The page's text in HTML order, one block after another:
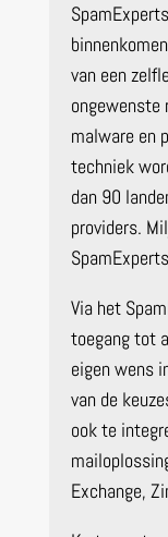
van een
ongewenste
malware en
techniek
dan 90
providers.
Via het
toegang tot
eigen wens
van de
ook te
Exchange,